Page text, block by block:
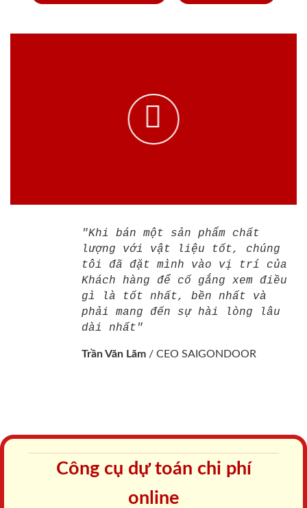
"Khi bán một sản phẩm chất
lượng với vật liệu tốt, chúng
tôi đã đặt mình vào vị trí của
Khách hàng để cố gắng xem điều
gì là tốt nhất, bền nhất và
phải mang đến sự hài lòng lâu
dài nhất"
Trần Văn Lãm / CEO SAIGONDOOR
Công cụ dự toán chi phí
online